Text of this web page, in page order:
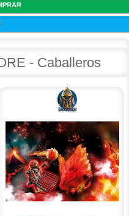
- Caballeros